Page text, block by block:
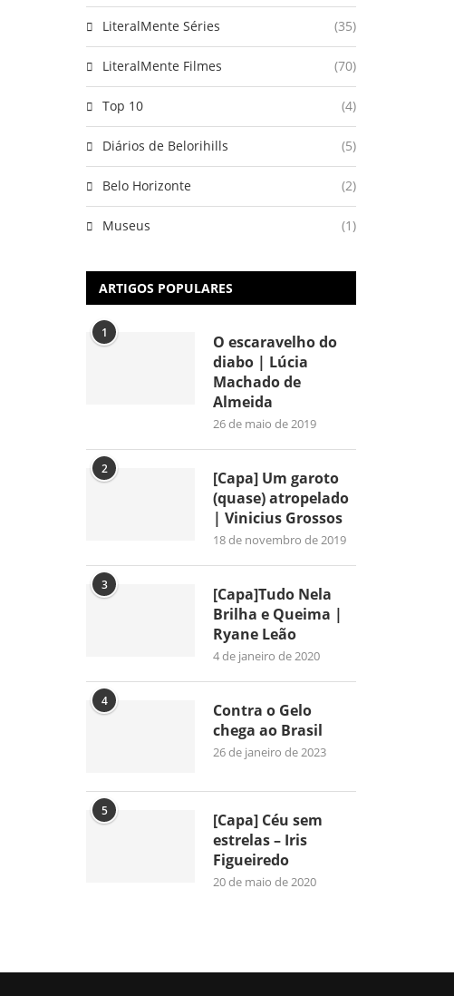
LiteralMente Séries (35)
LiteralMente Filmes (70)
Top 10 (4)
Diários de Belorihills (5)
Belo Horizonte (2)
Museus (1)
ARTIGOS POPULARES
1
O escaravelho do
diabo | Lúcia
Machado de
Almeida
26 de maio de 2019
2
[Capa] Um garoto
(quase) atropelado
| Vinicius Grossos
18 de novembro de 2019
3
[Capa]Tudo Nela
Brilha e Queima |
Ryane Leão
4 de janeiro de 2020
4
Contra o Gelo
chega ao Brasil
26 de janeiro de 2023
5
[Capa] Céu sem
estrelas – Iris
Figueiredo
20 de maio de 2020